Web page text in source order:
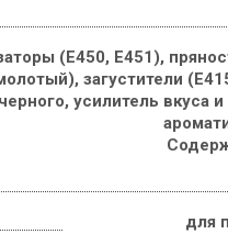
(Е450, Е451),
загустители
черного, усилитель вкуса
для